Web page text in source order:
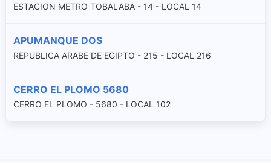
ESTACION METRO TOBALABA - 14 - LOCAL 14
APUMANQUE DOS
REPUBLICA ARABE DE EGIPTO - 215 - LOCAL 216
CERRO EL PLOMO 5680
CERRO EL PLOMO - 5680 - LOCAL 102